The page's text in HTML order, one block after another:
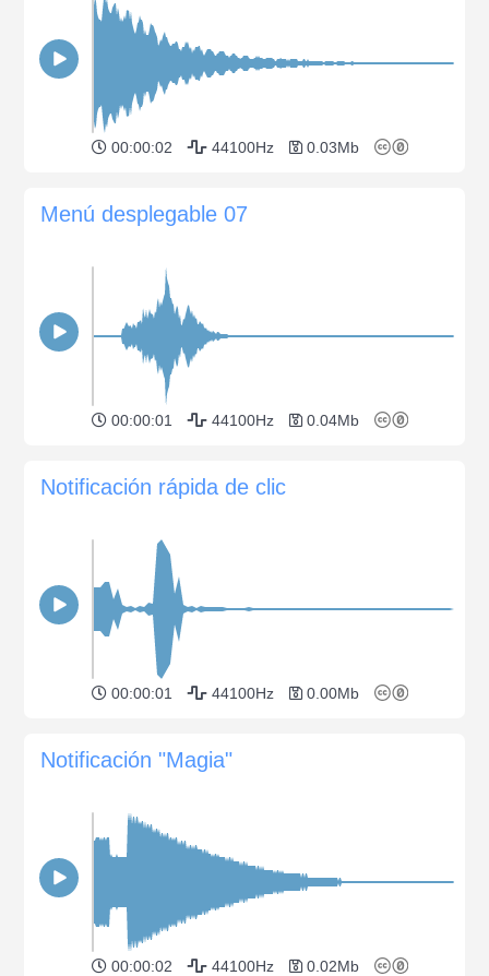
00:00:02 44100Hz 0.03Mb
Menú desplegable 07
00:00:01 44100Hz 0.04Mb
Notificación rápida de clic
00:00:01 44100Hz 0.00Mb
Notificación "Magia"
00:00:02 44100Hz 0.02Mb